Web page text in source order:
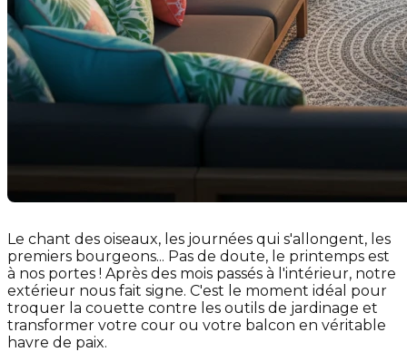
Le chant des oiseaux, les journées qui s'allongent, les
premiers bourgeons... Pas de doute, le printemps est
à nos portes ! Après des mois passés à l'intérieur, notre
extérieur nous fait signe. C'est le moment idéal pour
troquer la couette contre les outils de jardinage et
transformer votre cour ou votre balcon en véritable
havre de paix.